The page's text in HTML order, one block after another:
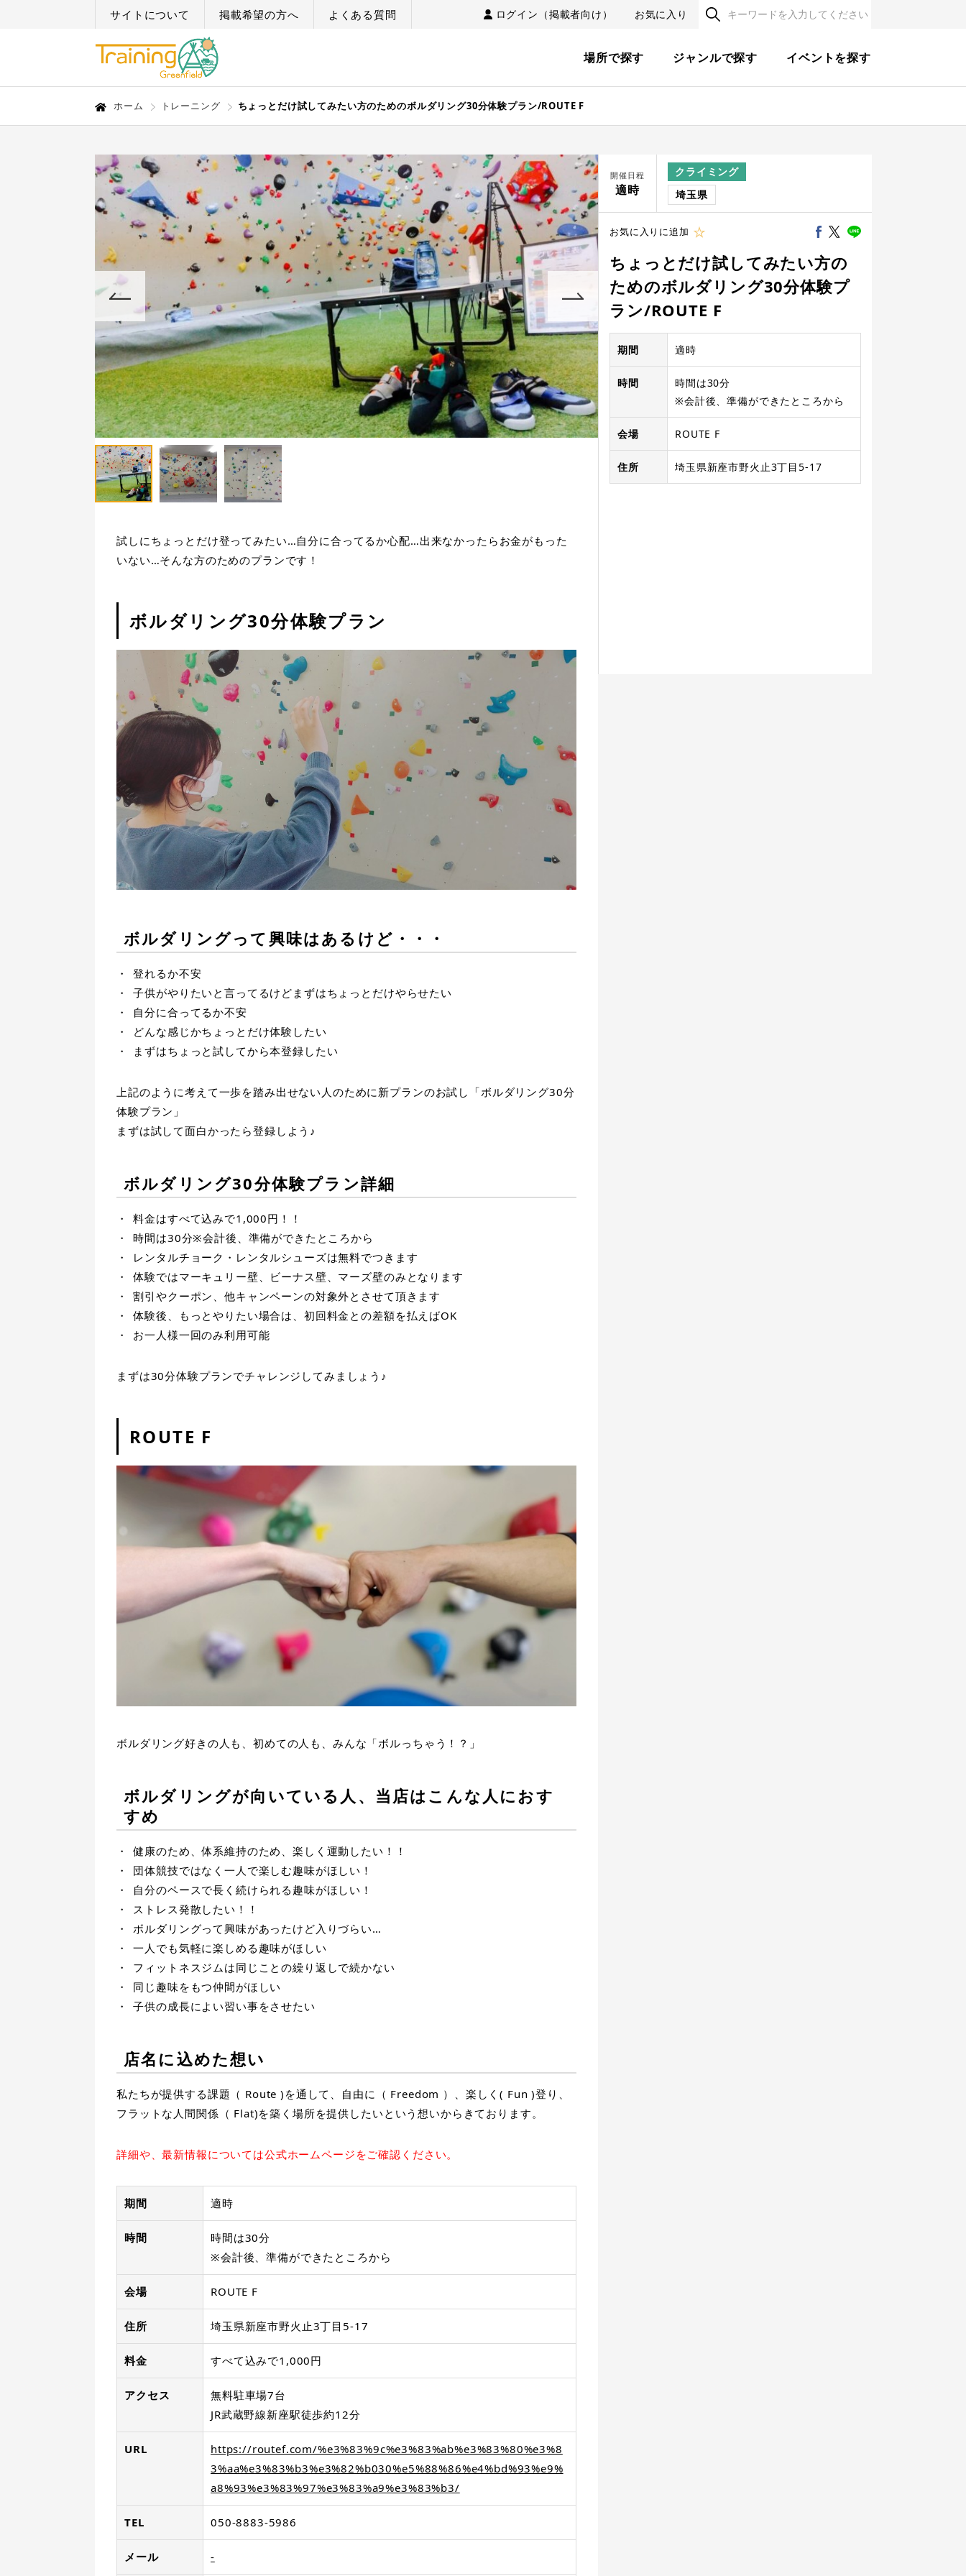
サイトについて 掲載希望の方へ よくある質問 ログイン（掲載者向け） お気に入り
場所で探す ジャンルで探す イベントを探す
ホーム トレーニング ちょっとだけ試してみたい方のためのボルダリング30分体験プラン/ROUTE F
試しにちょっとだけ登ってみたい…自分に合ってるか心配…出来なかったらお金がもった
いない…そんな方のためのプランです！
ボルダリング30分体験プラン
ボルダリングって興味はあるけど・・・
登れるか不安
子供がやりたいと言ってるけどまずはちょっとだけやらせたい
自分に合ってるか不安
どんな感じかちょっとだけ体験したい
まずはちょっと試してから本登録したい
上記のように考えて一歩を踏み出せない人のために新プランのお試し「ボルダリング30分
体験プラン」
まずは試して面白かったら登録しよう♪
ボルダリング30分体験プラン詳細
料金はすべて込みで1,000円！！
時間は30分※会計後、準備ができたところから
レンタルチョーク・レンタルシューズは無料でつきます
体験ではマーキュリー壁、ビーナス壁、マーズ壁のみとなります
割引やクーポン、他キャンペーンの対象外とさせて頂きます
体験後、もっとやりたい場合は、初回料金との差額を払えばOK
お一人様一回のみ利用可能
まずは30分体験プランでチャレンジしてみましょう♪
ROUTE F
ボルダリング好きの人も、初めての人も、みんな「ボルっちゃう！？」
ボルダリングが向いている人、当店はこんな人におす
すめ
健康のため、体系維持のため、楽しく運動したい！！
団体競技ではなく一人で楽しむ趣味がほしい！
自分のペースで長く続けられる趣味がほしい！
ストレス発散したい！！
ボルダリングって興味があったけど入りづらい…
一人でも気軽に楽しめる趣味がほしい
フィットネスジムは同じことの繰り返しで続かない
同じ趣味をもつ仲間がほしい
子供の成長によい習い事をさせたい
店名に込めた想い
私たちが提供する課題（ Route )を通して、自由に（ Freedom ）、楽しく( Fun )登り、
フラットな人間関係（ Flat)を築く場所を提供したいという想いからきております。
詳細や、最新情報については公式ホームページをご確認ください。
期間 適時
時間
時間は30分
※会計後、準備ができたところから
会場 ROUTE F
住所 埼玉県新座市野火止3丁目5-17
料金 すべて込みで1,000円
アクセス
無料駐車場7台
JR武蔵野線新座駅徒歩約12分
URL
https://routef.com/%e3%83%9c%e3%83%ab%e3%83%80%e3%8
3%aa%e3%83%b3%e3%82%b030%e5%88%86%e4%bd%93%e9%
a8%93%e3%83%97%e3%83%a9%e3%83%b3/
TEL 050-8883-5986
メール -
開催日程
適時
クライミング
埼玉県
お気に入りに追加
ちょっとだけ試してみたい方の
ためのボルダリング30分体験プ
ラン/ROUTE F
期間 適時
時間
時間は30分
※会計後、準備ができたところから
会場 ROUTE F
住所 埼玉県新座市野火止3丁目5-17